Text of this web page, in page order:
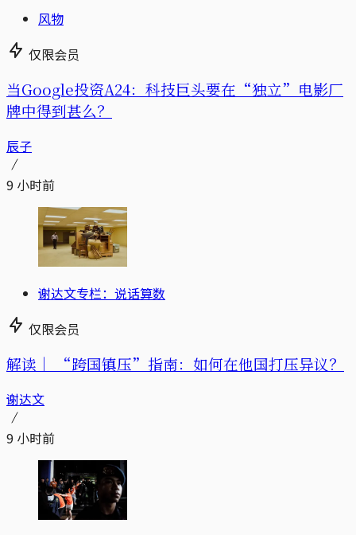
风物
仅限会员
当Google投资A24：科技巨头要在“独立”电影厂
牌中得到甚么？
辰子
9 小时前
谢达文专栏：说话算数
仅限会员
解读｜ “跨国镇压”指南：如何在他国打压异议？
谢达文
9 小时前